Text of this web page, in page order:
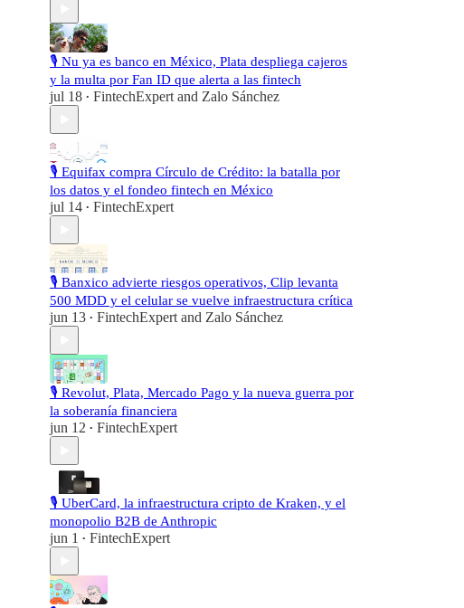
🎙️ Nu ya es banco en México, Plata despliega cajeros
y la multa por Fan ID que alerta a las fintech
jul 18 • FintechExpert and Zalo Sánchez
🎙️ Equifax compra Círculo de Crédito: la batalla por
los datos y el fondeo fintech en México
jul 14 • FintechExpert
🎙️ Banxico advierte riesgos operativos, Clip levanta
500 MDD y el celular se vuelve infraestructura crítica
jun 13 • FintechExpert and Zalo Sánchez
🎙️ Revolut, Plata, Mercado Pago y la nueva guerra por
la soberanía financiera
jun 12 • FintechExpert
🎙️ UberCard, la infraestructura cripto de Kraken, y el
monopolio B2B de Anthropic
jun 1 • FintechExpert